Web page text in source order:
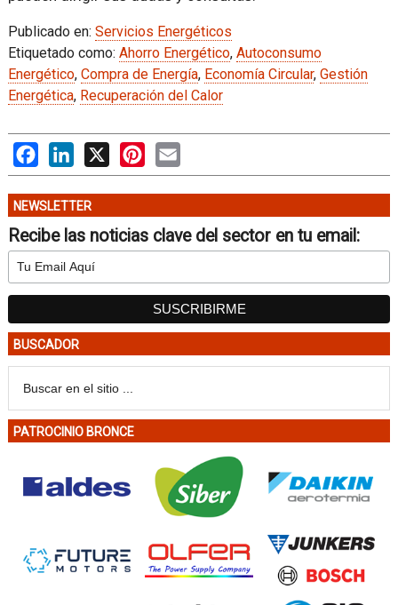
Publicado en: Servicios Energéticos
Etiquetado como: Ahorro Energético, Autoconsumo
Energético, Compra de Energía, Economía Circular, Gestión
Energética, Recuperación del Calor
FacebookLinkedIn
X PinterestEmail
NEWSLETTER
Recibe las noticias clave del sector en tu email:
BUSCADOR
PATROCINIO BRONCE